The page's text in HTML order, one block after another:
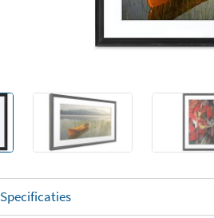
Specificaties